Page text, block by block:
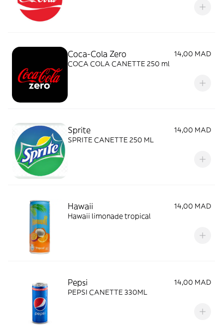
Coca-Cola Zero
14,00 MAD
COCA COLA CANETTE 250 ml
Sprite
14,00 MAD
SPRITE CANETTE 250 ML
Hawaii
14,00 MAD
Hawaii limonade tropical
Pepsi
14,00 MAD
PEPSI CANETTE 330ML